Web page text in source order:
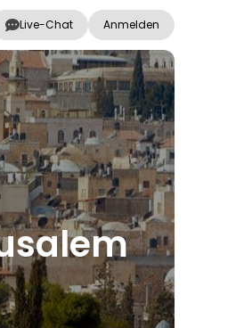
Live-Chat Anmelden